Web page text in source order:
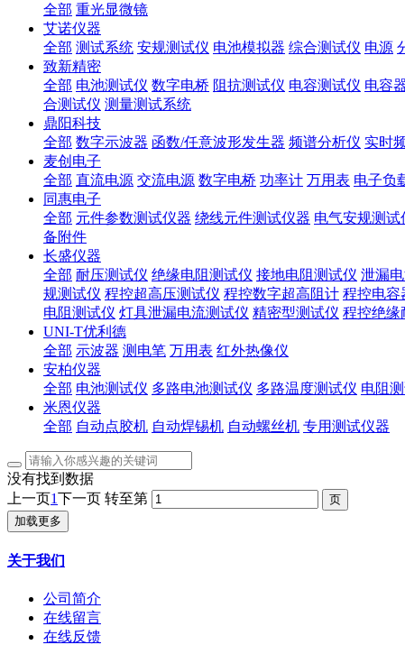
全部 重光显微镜
艾诺仪器
全部 测试系统 安规测试仪 电池模拟器 综合测试仪 电源
致新精密
全部 电池测试仪 数字电桥 阻抗测试仪 电容测试仪 电容
合测试仪 测量测试系统
鼎阳科技
全部 数字示波器 函数/任意波形发生器 频谱分析仪 实时
麦创电子
全部 直流电源 交流电源 数字电桥 功率计 万用表 电子负
同惠电子
全部 元件参数测试仪器 绕线元件测试仪器 电气安规测试
备附件
长盛仪器
全部 耐压测试仪 绝缘电阻测试仪 接地电阻测试仪 泄漏
规测试仪 程控超高压测试仪 程控数字超高阻计 程控电容
电阻测试仪 灯具泄漏电流测试仪 精密型测试仪 程控绝缘
UNI-T优利德
全部 示波器 测电笔 万用表 红外热像仪
安柏仪器
全部 电池测试仪 多路电池测试仪 多路温度测试仪 电阻
米恩仪器
全部 自动点胶机 自动焊锡机 自动螺丝机 专用测试仪器
没有找到数据
上一页1下一页 转至第
加载更多
关于我们
公司简介
在线留言
在线反馈